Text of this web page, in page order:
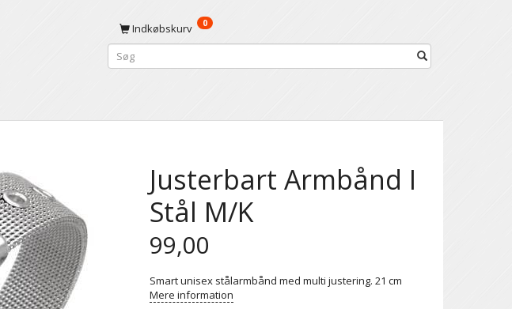
Indkøbskurv 0
Justerbart Armbånd I
Stål M/K
99,00
Smart unisex stålarmbånd med multi justering. 21 cm
Mere information